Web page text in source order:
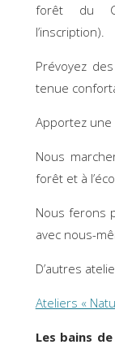
forêt du
l’inscription).
Prévoyez
tenue
Apportez une
Nous
forêt et à
Nous ferons
avec nous-
D’autres
Ateliers «
Les bains